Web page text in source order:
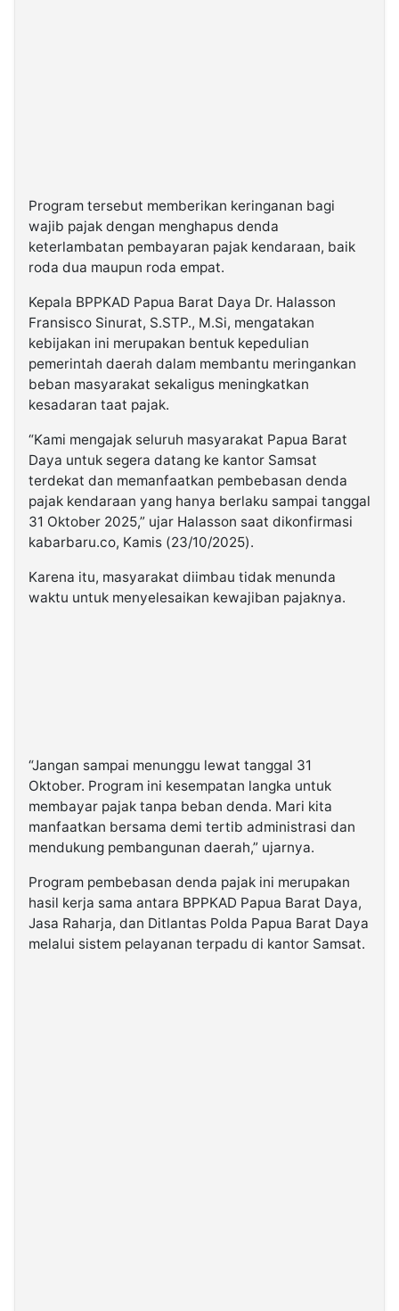
Program tersebut memberikan keringanan bagi
wajib pajak dengan menghapus denda
keterlambatan pembayaran pajak kendaraan, baik
roda dua maupun roda empat.
Kepala BPPKAD Papua Barat Daya Dr. Halasson
Fransisco Sinurat, S.STP., M.Si, mengatakan
kebijakan ini merupakan bentuk kepedulian
pemerintah daerah dalam membantu meringankan
beban masyarakat sekaligus meningkatkan
kesadaran taat pajak.
“Kami mengajak seluruh masyarakat Papua Barat
Daya untuk segera datang ke kantor Samsat
terdekat dan memanfaatkan pembebasan denda
pajak kendaraan yang hanya berlaku sampai tanggal
31 Oktober 2025,” ujar Halasson saat dikonfirmasi
kabarbaru.co, Kamis (23/10/2025).
Karena itu, masyarakat diimbau tidak menunda
waktu untuk menyelesaikan kewajiban pajaknya.
“Jangan sampai menunggu lewat tanggal 31
Oktober. Program ini kesempatan langka untuk
membayar pajak tanpa beban denda. Mari kita
manfaatkan bersama demi tertib administrasi dan
mendukung pembangunan daerah,” ujarnya.
Program pembebasan denda pajak ini merupakan
hasil kerja sama antara BPPKAD Papua Barat Daya,
Jasa Raharja, dan Ditlantas Polda Papua Barat Daya
melalui sistem pelayanan terpadu di kantor Samsat.